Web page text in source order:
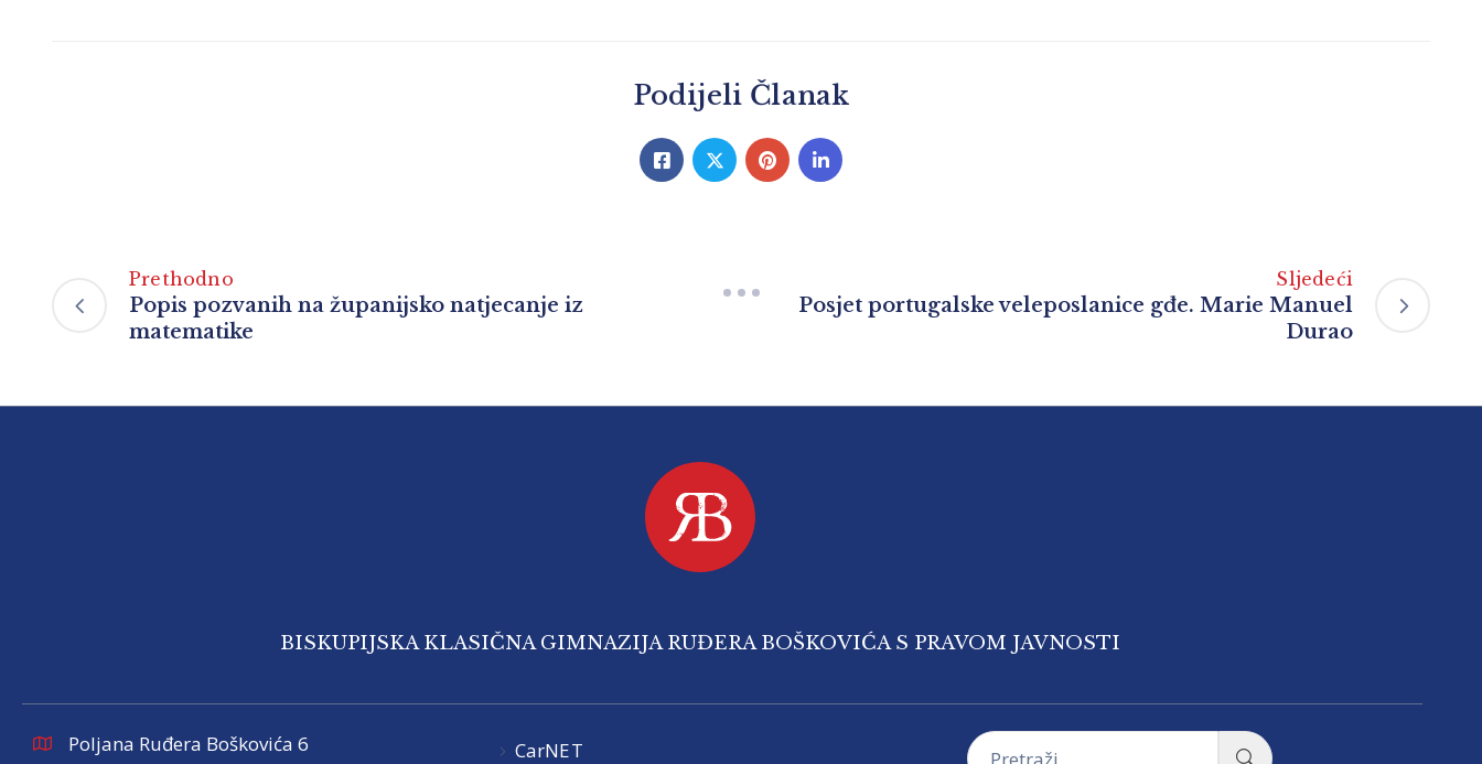
Podijeli Članak
Prethodno
Popis pozvanih na županijsko natjecanje iz
matematike
Sljedeći
Posjet portugalske veleposlanice gđe. Marie Manuel
Durao
BISKUPIJSKA KLASIČNA GIMNAZIJA RUĐERA BOŠKOVIĆA S PRAVOM JAVNOSTI
Poljana Ruđera Boškovića 6 CarNET